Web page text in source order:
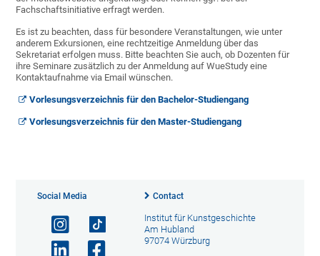
Fachschaftsinitiative erfragt werden.
Es ist zu beachten, dass für besondere Veranstaltungen, wie unter
anderem Exkursionen, eine rechtzeitige Anmeldung über das
Sekretariat erfolgen muss. Bitte beachten Sie auch, ob Dozenten für
ihre Seminare zusätzlich zu der Anmeldung auf WueStudy eine
Kontaktaufnahme via Email wünschen.
Vorlesungsverzeichnis für den Bachelor-Studiengang
Vorlesungsverzeichnis für den Master-Studiengang
Social Media Contact
Institut für Kunstgeschichte
Am Hubland
97074 Würzburg